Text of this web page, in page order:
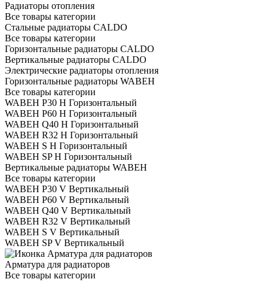
Радиаторы отопления
Все товары категории
Стальные радиаторы CALDO
Все товары категории
Горизонтальные радиаторы CALDO
Вертикальные радиаторы CALDO
Электрические радиаторы отопления
Горизонтальные радиаторы WABEH
Все товары категории
WABEH P30 H Горизонтальный
WABEH P60 H Горизонтальный
WABEH Q40 H Горизонтальный
WABEH R32 H Горизонтальный
WABEH S H Горизонтальный
WABEH SP H Горизонтальный
Вертикальные радиаторы WABEH
Все товары категории
WABEH P30 V Вертикальный
WABEH P60 V Вертикальный
WABEH Q40 V Вертикальный
WABEH R32 V Вертикальный
WABEH S V Вертикальный
WABEH SP V Вертикальный
Арматура для радиаторов
Все товары категории